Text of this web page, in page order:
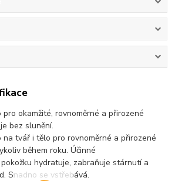
okamžité, rovnoměrné a přirozené
bez slunění.
na tvář i tělo pro rovnoměrné a přirozené
během roku. Účinné
hydratuje, zabraňuje stárnutí a
Snadno se vstřebává.